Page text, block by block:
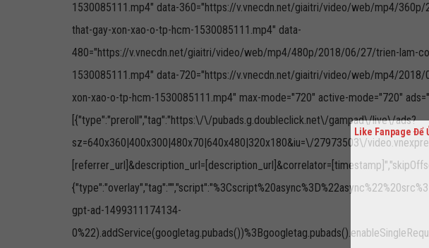
1530085111.mp4" data-360="https://v.vnecdn.net/giaitri/video/web/mp4/
that-gay-xon-xao-o-tp-hcm-1530085111.mp4" data-
480="https://v.vnecdn.net/giaitri/video/web/mp4/480p/2018/06/27/trien-lam-
1530085111.mp4" data-720="https://v.vnecdn.net/giaitri/video/web/mp4/
xon-xao-o-tp-hcm-1530085111.mp4" max-mode="720" active-mode="720"
[{"type":"preroll","tag":"https:\/\/pubads.g.doubleclick.net\/gampad\/live\/ads?
sz=640x360|400x300|480x70|640x480|320x180&iu=\/27973503\/
gpt-ad-1499311174134-
Like Fanpage Để